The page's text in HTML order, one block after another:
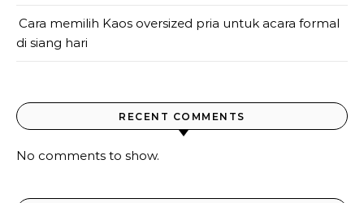
Cara memilih Kaos oversized pria untuk acara formal
di siang hari
RECENT COMMENTS
No comments to show.